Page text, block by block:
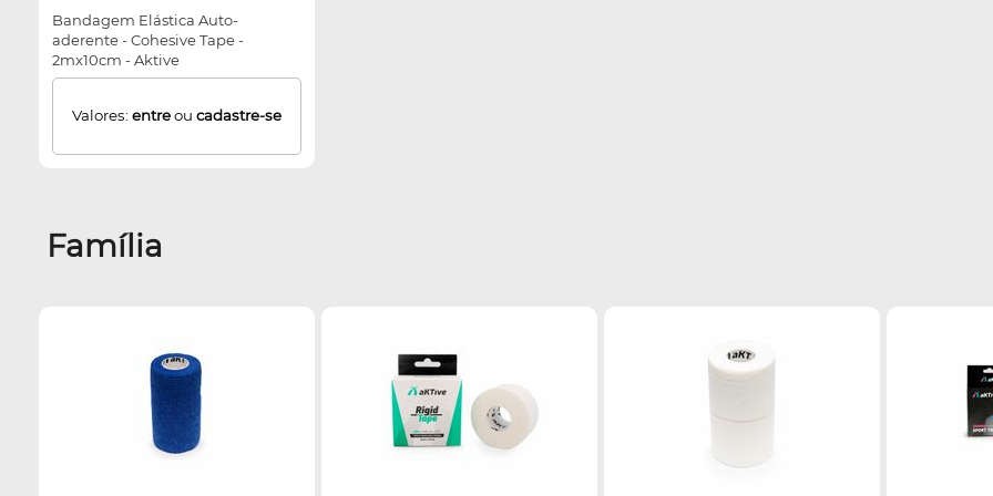
Bandagem Elástica Auto-
aderente - Cohesive Tape -
2mx10cm - Aktive
Valores: entreou cadastre-se
Família